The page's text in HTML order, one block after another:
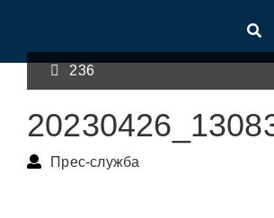
236
Прес-служба